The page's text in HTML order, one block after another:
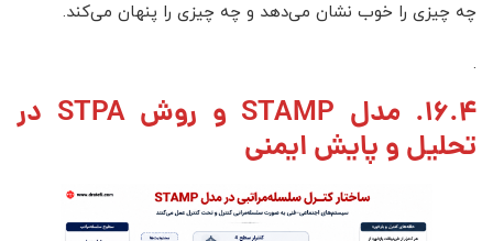
چه چیزی را خوب نشان می‌دهد و چه چیزی را پنهان می‌کند.
.
16.4. مدل STAMP و روش STPA در
تحلیل و پایش ایمنی